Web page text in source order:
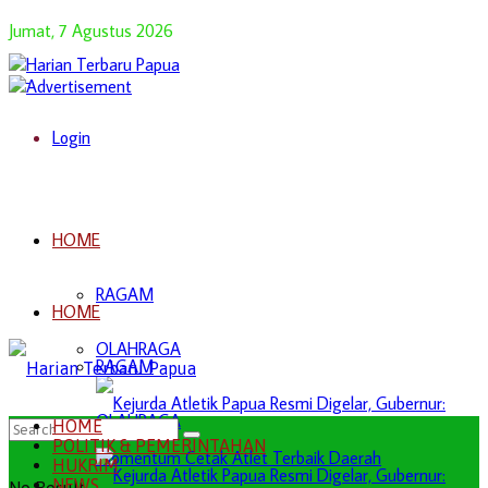
Jumat, 7 Agustus 2026
Login
HOME
RAGAM
OLAHRAGA
HOME
RAGAM
OLAHRAGA
HOME
POLITIK & PEMERINTAHAN
HUKRIM